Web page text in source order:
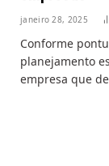
janeiro 28, 2025
Conforme
planejamento
empresa que